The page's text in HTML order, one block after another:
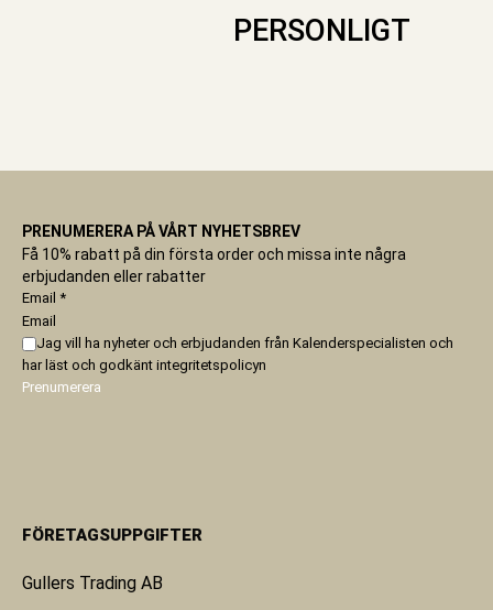
PERSONLIGT
PRENUMERERA PÅ VÅRT NYHETSBREV
Få 10% rabatt på din första order och missa inte några
erbjudanden eller rabatter
Email *
Email
Jag vill ha nyheter och erbjudanden från Kalenderspecialisten och
har läst och godkänt integritetspolicyn
Prenumerera
FÖRETAGSUPPGIFTER
Gullers Trading AB